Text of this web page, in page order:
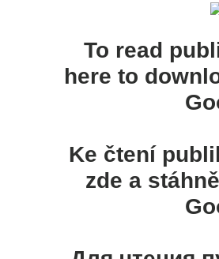
To read
here to
Ke čtení
zde a